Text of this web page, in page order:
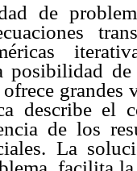
de
posibilidad
ofrece
describe el
de los
La